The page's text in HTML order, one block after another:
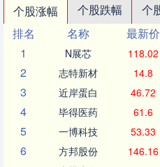
个股涨幅 个股跌幅 个
排名
名称 最新价
1
N展芯 118.02
2 志特新材 14.8
3 近岸蛋白 46.72
4 毕得医药 61.6
5 一博科技 53.33
6 方邦股份 146.16